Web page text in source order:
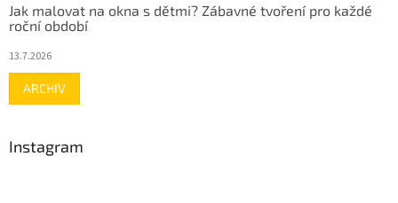
Jak malovat na okna s dětmi? Zábavné tvoření pro každé
roční období
13.7.2026
ARCHIV
Instagram